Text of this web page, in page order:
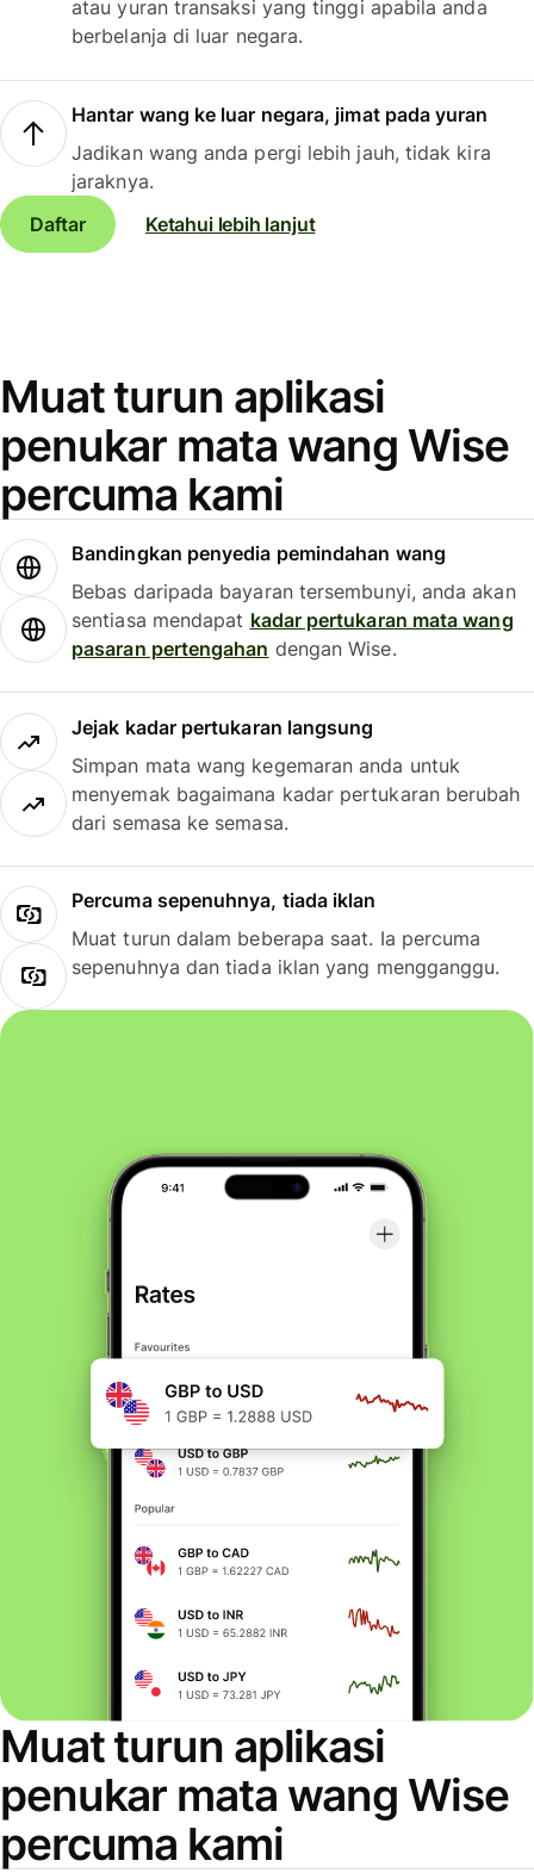
atau yuran transaksi yang tinggi apabila anda
berbelanja di luar negara.
Hantar wang ke luar negara, jimat pada yuran
Jadikan wang anda pergi lebih jauh, tidak kira
jaraknya.
Daftar
Ketahui lebih lanjut
Muat turun aplikasi
penukar mata wang Wise
percuma kami
Bandingkan penyedia pemindahan wang
Bebas daripada bayaran tersembunyi, anda akan
sentiasa mendapat kadar pertukaran mata wang
pasaran pertengahan dengan Wise.
Jejak kadar pertukaran langsung
Simpan mata wang kegemaran anda untuk
menyemak bagaimana kadar pertukaran berubah
dari semasa ke semasa.
Percuma sepenuhnya, tiada iklan
Muat turun dalam beberapa saat. Ia percuma
sepenuhnya dan tiada iklan yang mengganggu.
Muat turun aplikasi
penukar mata wang Wise
percuma kami